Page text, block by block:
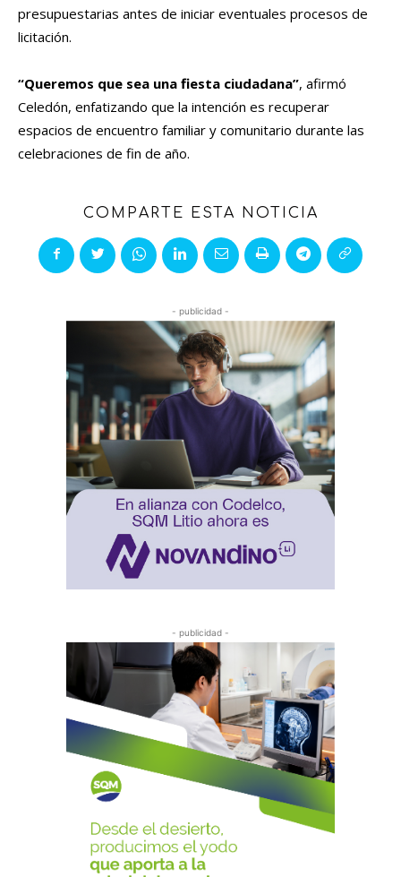
presupuestarias antes de iniciar eventuales procesos de
licitación.
“Queremos que sea una fiesta ciudadana”, afirmó
Celedón, enfatizando que la intención es recuperar
espacios de encuentro familiar y comunitario durante las
celebraciones de fin de año.
COMPARTE ESTA NOTICIA
- publicidad -
- publicidad -